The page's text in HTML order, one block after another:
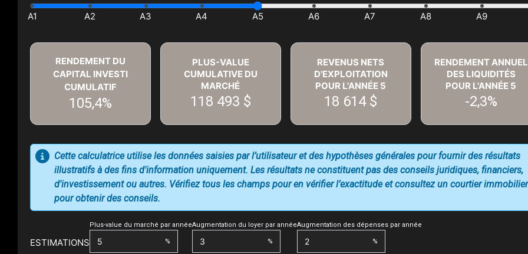
RENDEMENT DU
CAPITAL INVESTI
CUMULATIF
105,4%
PLUS-VALUE
CUMULATIVE DU
MARCHÉ
118 493 $
REVENUS NETS
D'EXPLOITATION
POUR L'ANNÉE 5
18 614 $
RENDEMENT ANNUEL
DES LIQUIDITÉS
POUR L'ANNÉE 5
-2,3%
ESTIMATIONS
Plus-value du marché par année
%
Augmentation du loyer par année
%
Augmentation des dépenses par année
%
Cette calculatrice utilise les données saisies par l’utilisateur et des hypothèses générales pour fournir des résultats
illustratifs à des fins d'information uniquement. Les résultats ne constituent pas des conseils juridiques, financiers,
d'investissement ou autres. Vérifiez tous les champs pour en vérifier l’exactitude et consultez un courtier immobilier
pour obtenir des conseils.